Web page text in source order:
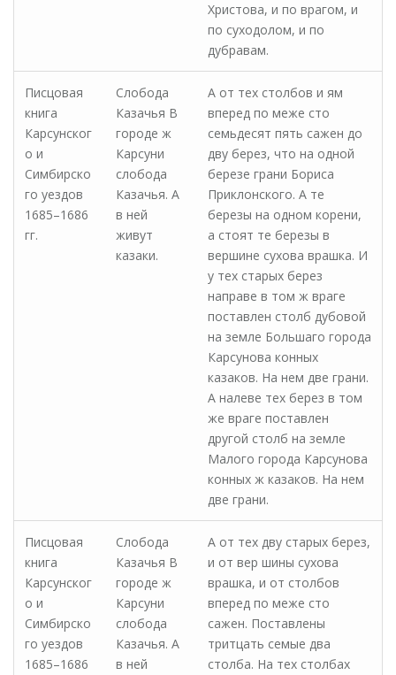
Христова, и по врагом, и
по суходолом, и по
дубравам.
Писцовая
книга
Карсунског
о и
Симбирско
го уездов
1685–1686
гг.
Слобода
Казачья В
городе ж
Карсуни
слобода
Казачья. А
в ней
живут
казаки.
А от тех столбов и ям
вперед по меже сто
семьдесят пять сажен до
дву берез, что на одной
березе грани Бориса
Приклонского. А те
березы на одном корени,
а стоят те березы в
вершине сухова врашка. И
у тех старых берез
направе в том ж враге
поставлен столб дубовой
на земле Большаго города
Карсунова конных
казаков. На нем две грани.
А налеве тех берез в том
же враге поставлен
другой столб на земле
Малого города Карсунова
конных ж казаков. На нем
две грани.
Писцовая
книга
Карсунског
о и
Симбирско
го уездов
1685–1686
Слобода
Казачья В
городе ж
Карсуни
слобода
Казачья. А
в ней
А от тех дву старых берез,
и от вер шины сухова
врашка, и от столбов
вперед по меже сто
сажен. Поставлены
тритцать семые два
столба. На тех столбах